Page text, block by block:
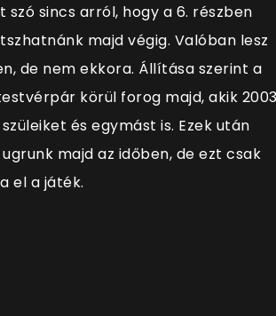
szó sincs arról, hogy a 6. részben
majd végig. Valóban lesz
de nem ekkora. Állítása szerint a
körül forog majd, akik
és egymást is. Ezek után
majd az időben, de ezt csak
el a játék.